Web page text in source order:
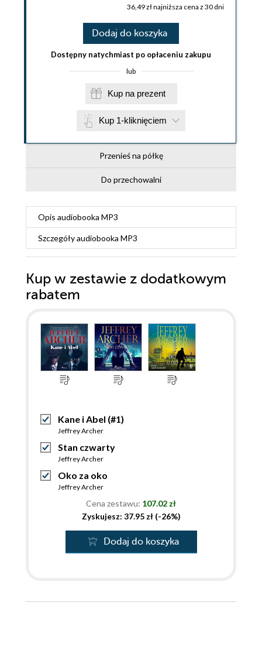
36,49 zł najniższa cena z 30 dni
Dodaj do koszyka
Dostępny natychmiast po opłaceniu zakupu
lub
Kup na prezent
Kup 1-kliknięciem
Przenieś na półkę
Do przechowalni
Opis audiobooka MP3
Szczegółyaudiobooka MP3
Kup w zestawie z dodatkowym
rabatem
Kane i Abel (#1)
Jeffrey Archer
Stan czwarty
Jeffrey Archer
Oko za oko
Jeffrey Archer
Cena zestawu: 107.02 zł
Zyskujesz: 37.95 zł (-26%)
Dodaj do koszyka